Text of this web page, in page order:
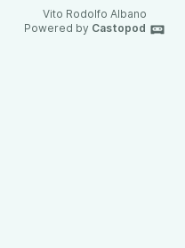
Vito Rodolfo Albano
Powered by Castopod